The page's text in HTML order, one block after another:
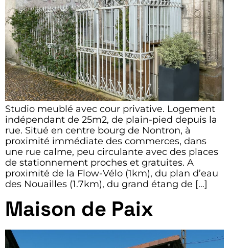
Studio meublé avec cour privative. Logement
indépendant de 25m2, de plain-pied depuis la
rue. Situé en centre bourg de Nontron, à
proximité immédiate des commerces, dans
une rue calme, peu circulante avec des places
de stationnement proches et gratuites. A
proximité de la Flow-Vélo (1km), du plan d’eau
des Nouailles (1.7km), du grand étang de […]
Maison de Paix